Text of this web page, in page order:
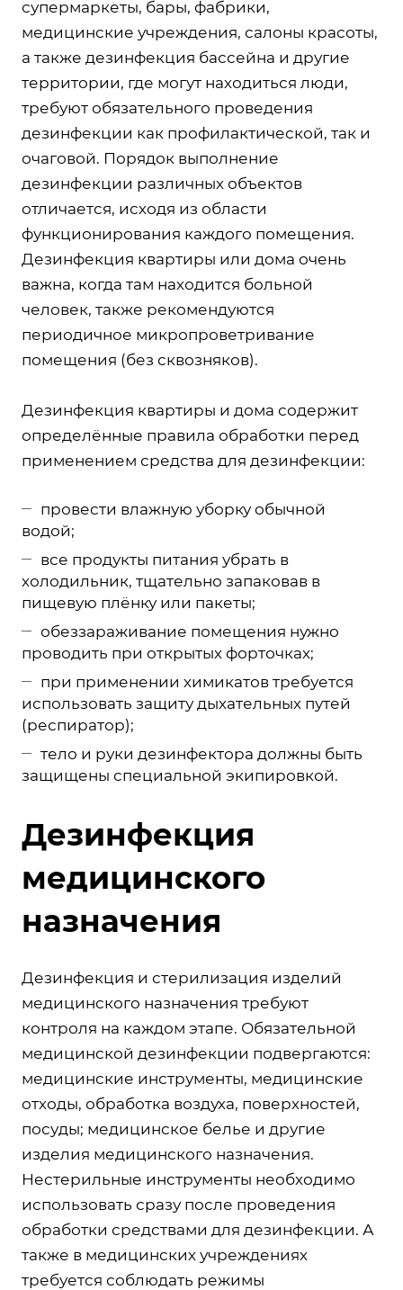
супермаркеты, бары, фабрики,
медицинские учреждения, салоны красоты,
а также дезинфекция бассейна и другие
территории, где могут находиться люди,
требуют обязательного проведения
дезинфекции как профилактической, так и
очаговой. Порядок выполнение
дезинфекции различных объектов
отличается, исходя из области
функционирования каждого помещения.
Дезинфекция квартиры или дома очень
важна, когда там находится больной
человек, также рекомендуются
периодичное микропроветривание
помещения (без сквозняков).
Дезинфекция квартиры и дома содержит
определённые правила обработки перед
применением средства для дезинфекции:
провести влажную уборку обычной
водой;
все продукты питания убрать в
холодильник, тщательно запаковав в
пищевую плёнку или пакеты;
обеззараживание помещения нужно
проводить при открытых форточках;
при применении химикатов требуется
использовать защиту дыхательных путей
(респиратор);
тело и руки дезинфектора должны быть
защищены специальной экипировкой.
Дезинфекция
медицинского
назначения
Дезинфекция и стерилизация изделий
медицинского назначения требуют
контроля на каждом этапе. Обязательной
медицинской дезинфекции подвергаются:
медицинские инструменты, медицинские
отходы, обработка воздуха, поверхностей,
посуды; медицинское белье и другие
изделия медицинского назначения.
Нестерильные инструменты необходимо
использовать сразу после проведения
обработки средствами для дезинфекции. А
также в медицинских учреждениях
требуется соблюдать режимы